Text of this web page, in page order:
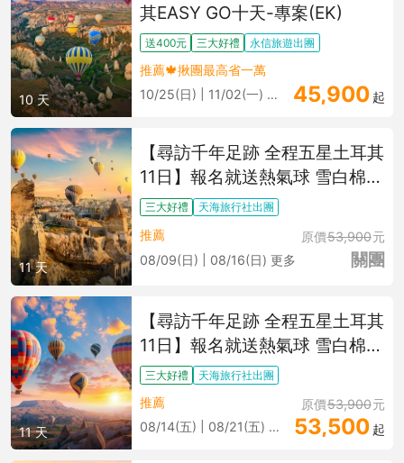
10 天
其EASY GO十天-專案(EK)
送400元 三大好禮 永信旅遊出團
推薦🍁揪團最高省一萬
10/25(日) | 11/02(一) 更多
45,900 起
11 天
【尋訪千年足跡 全程五星土耳其
11日】報名就送熱氣球 雪白棉堡
卡帕多奇亞連泊 千年地下城 藍
色清真寺
三大好禮 天海旅行社出團
推薦 原價53,900元
08/09(日) | 08/16(日) 更多
關團
11 天
【尋訪千年足跡 全程五星土耳其
11日】報名就送熱氣球 雪白棉堡
卡帕多奇亞連泊 千年地下城 藍
色清真寺
三大好禮 天海旅行社出團
推薦 原價53,900元
08/14(五) | 08/21(五) 更多
53,500 起